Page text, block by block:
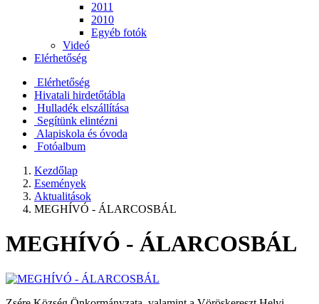
2011
2010
Egyéb fotók
Videó
Elérhetőség
Elérhetőség
Hivatali hirdetőtábla
Hulladék elszállítása
Segítünk elintézni
Alapiskola és óvoda
Fotóalbum
Kezdőlap
Események
Aktualitások
MEGHÍVÓ - ÁLARCOSBÁL
MEGHÍVÓ - ÁLARCOSBÁL